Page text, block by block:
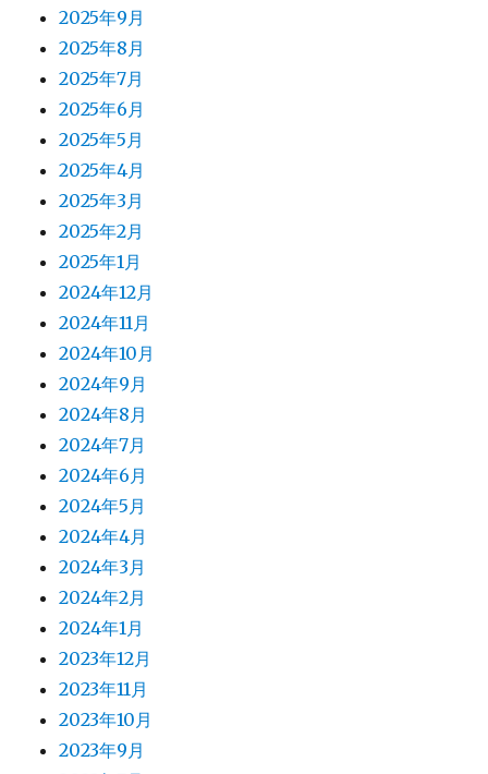
2025年9月
2025年8月
2025年7月
2025年6月
2025年5月
2025年4月
2025年3月
2025年2月
2025年1月
2024年12月
2024年11月
2024年10月
2024年9月
2024年8月
2024年7月
2024年6月
2024年5月
2024年4月
2024年3月
2024年2月
2024年1月
2023年12月
2023年11月
2023年10月
2023年9月